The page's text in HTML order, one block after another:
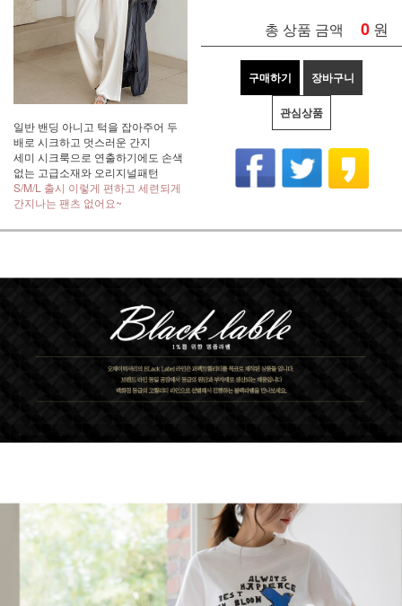
일반 밴딩 아니고 턱을 잡아주어 두
배로 시크하고 멋스러운 간지
세미 시크룩으로 연출하기에도 손색
없는 고급소재와 오리지널패턴
S/M/L 출시 이렇게 편하고 세련되게
간지나는 팬츠 없어요~
총 상품 금액 0 원
구매하기 장바구니
관심상품